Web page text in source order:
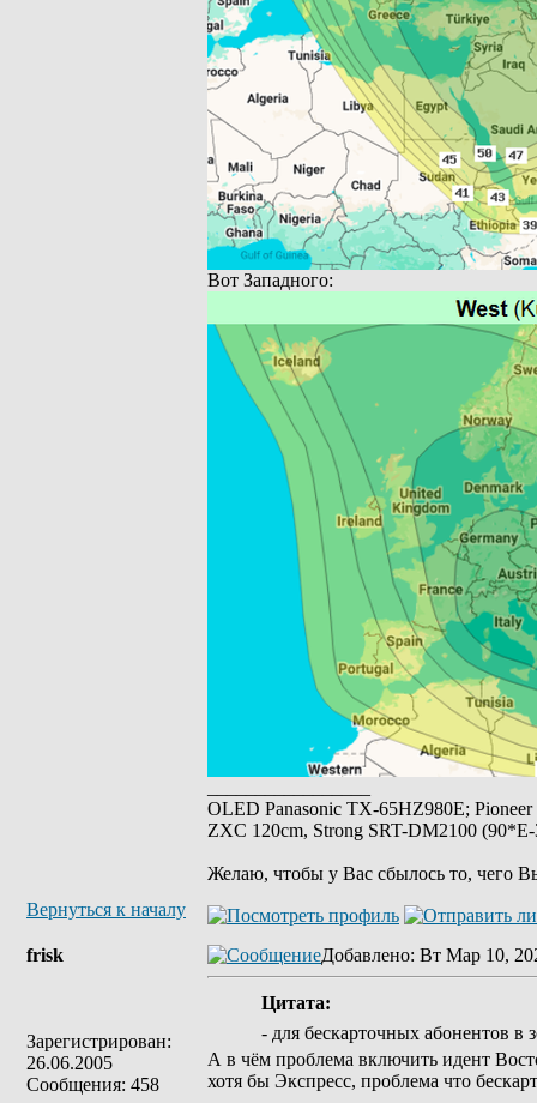
Вот Западного:
OLED Panasonic TX-65HZ980E;
ZXC 120cm, Strong SRT-DM2100
Желаю, чтобы у Вас сбылось то, чего
Вернуться к началу
frisk
Зарегистрирован:
26.06.2005
Сообщения: 458
Добавлено: Вт Мар 10,
Цитата:
- для бескарточных абонентов в
А в чём проблема включить идент
хотя бы Экспресс, проблема что